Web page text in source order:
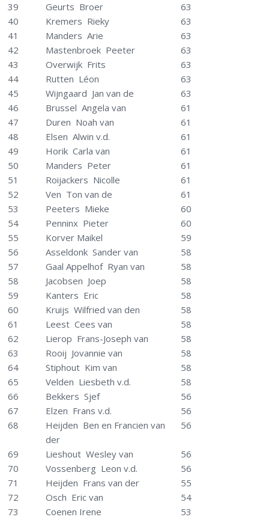
39
Geurts Broer
63
40
Kremers Rieky
63
41
Manders Arie
63
42
Mastenbroek Peeter
63
43
Overwijk Frits
63
44
Rutten Léon
63
45
Wijngaard Jan van de
63
46
Brussel Angela van
61
47
Duren Noah van
61
48
Elsen Alwin v.d.
61
49
Horik Carla van
61
50
Manders Peter
61
51
Roijackers Nicolle
61
52
Ven Ton van de
61
53
Peeters Mieke
60
54
Penninx Pieter
60
55
Korver Maikel
59
56
Asseldonk Sander van
58
57
Gaal Appelhof Ryan van
58
58
Jacobsen Joep
58
59
Kanters Eric
58
60
Kruijs Wilfried van den
58
61
Leest Cees van
58
62
Lierop Frans-Joseph van
58
63
Rooij Jovannie van
58
64
Stiphout Kim van
58
65
Velden Liesbeth v.d.
58
66
Bekkers Sjef
56
67
Elzen Frans v.d.
56
68
Heijden Ben en Francien van
der
56
69 Lieshout Wesley van
56
70
Vossenberg Leon v.d.
56
71
Heijden Frans van der
55
72
Osch Eric van
54
73
Coenen Irene 53